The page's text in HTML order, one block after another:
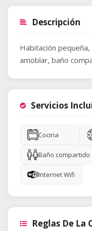
Descripción
Habitación
amoblar, baño
Servicios
Cocina
Baño compartido
Internet Wifi
Reglas De La